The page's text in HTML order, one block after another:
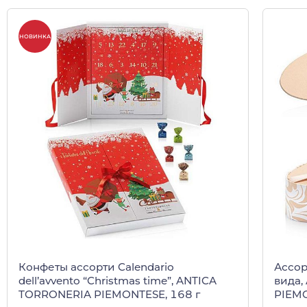
НОВИНКА
Конфеты ассорти Calendario
dell’avvento “Christmas time”, ANTICA
TORRONERIA PIEMONTESE, 168 г
вида,